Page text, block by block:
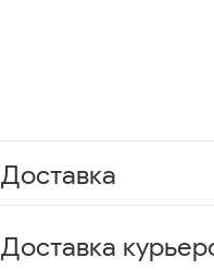
Доставка
Доставка